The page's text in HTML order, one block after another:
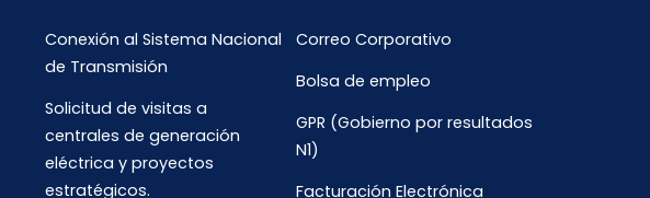
Conexión al Sistema Nacional
de Transmisión
Solicitud de visitas a
centrales de generación
eléctrica y proyectos
estratégicos.
Correo Corporativo
Bolsa de empleo
GPR (Gobierno por resultados
N1)
Facturación Electrónica